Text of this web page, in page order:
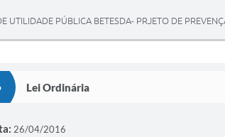
UTILIDADE PÚBLICA BETESDA- PRJETO DE
Lei Ordinária
26/04/2016